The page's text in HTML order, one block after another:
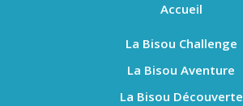
Accueil
La Bisou Challenge
La Bisou Aventure
La Bisou Découverte